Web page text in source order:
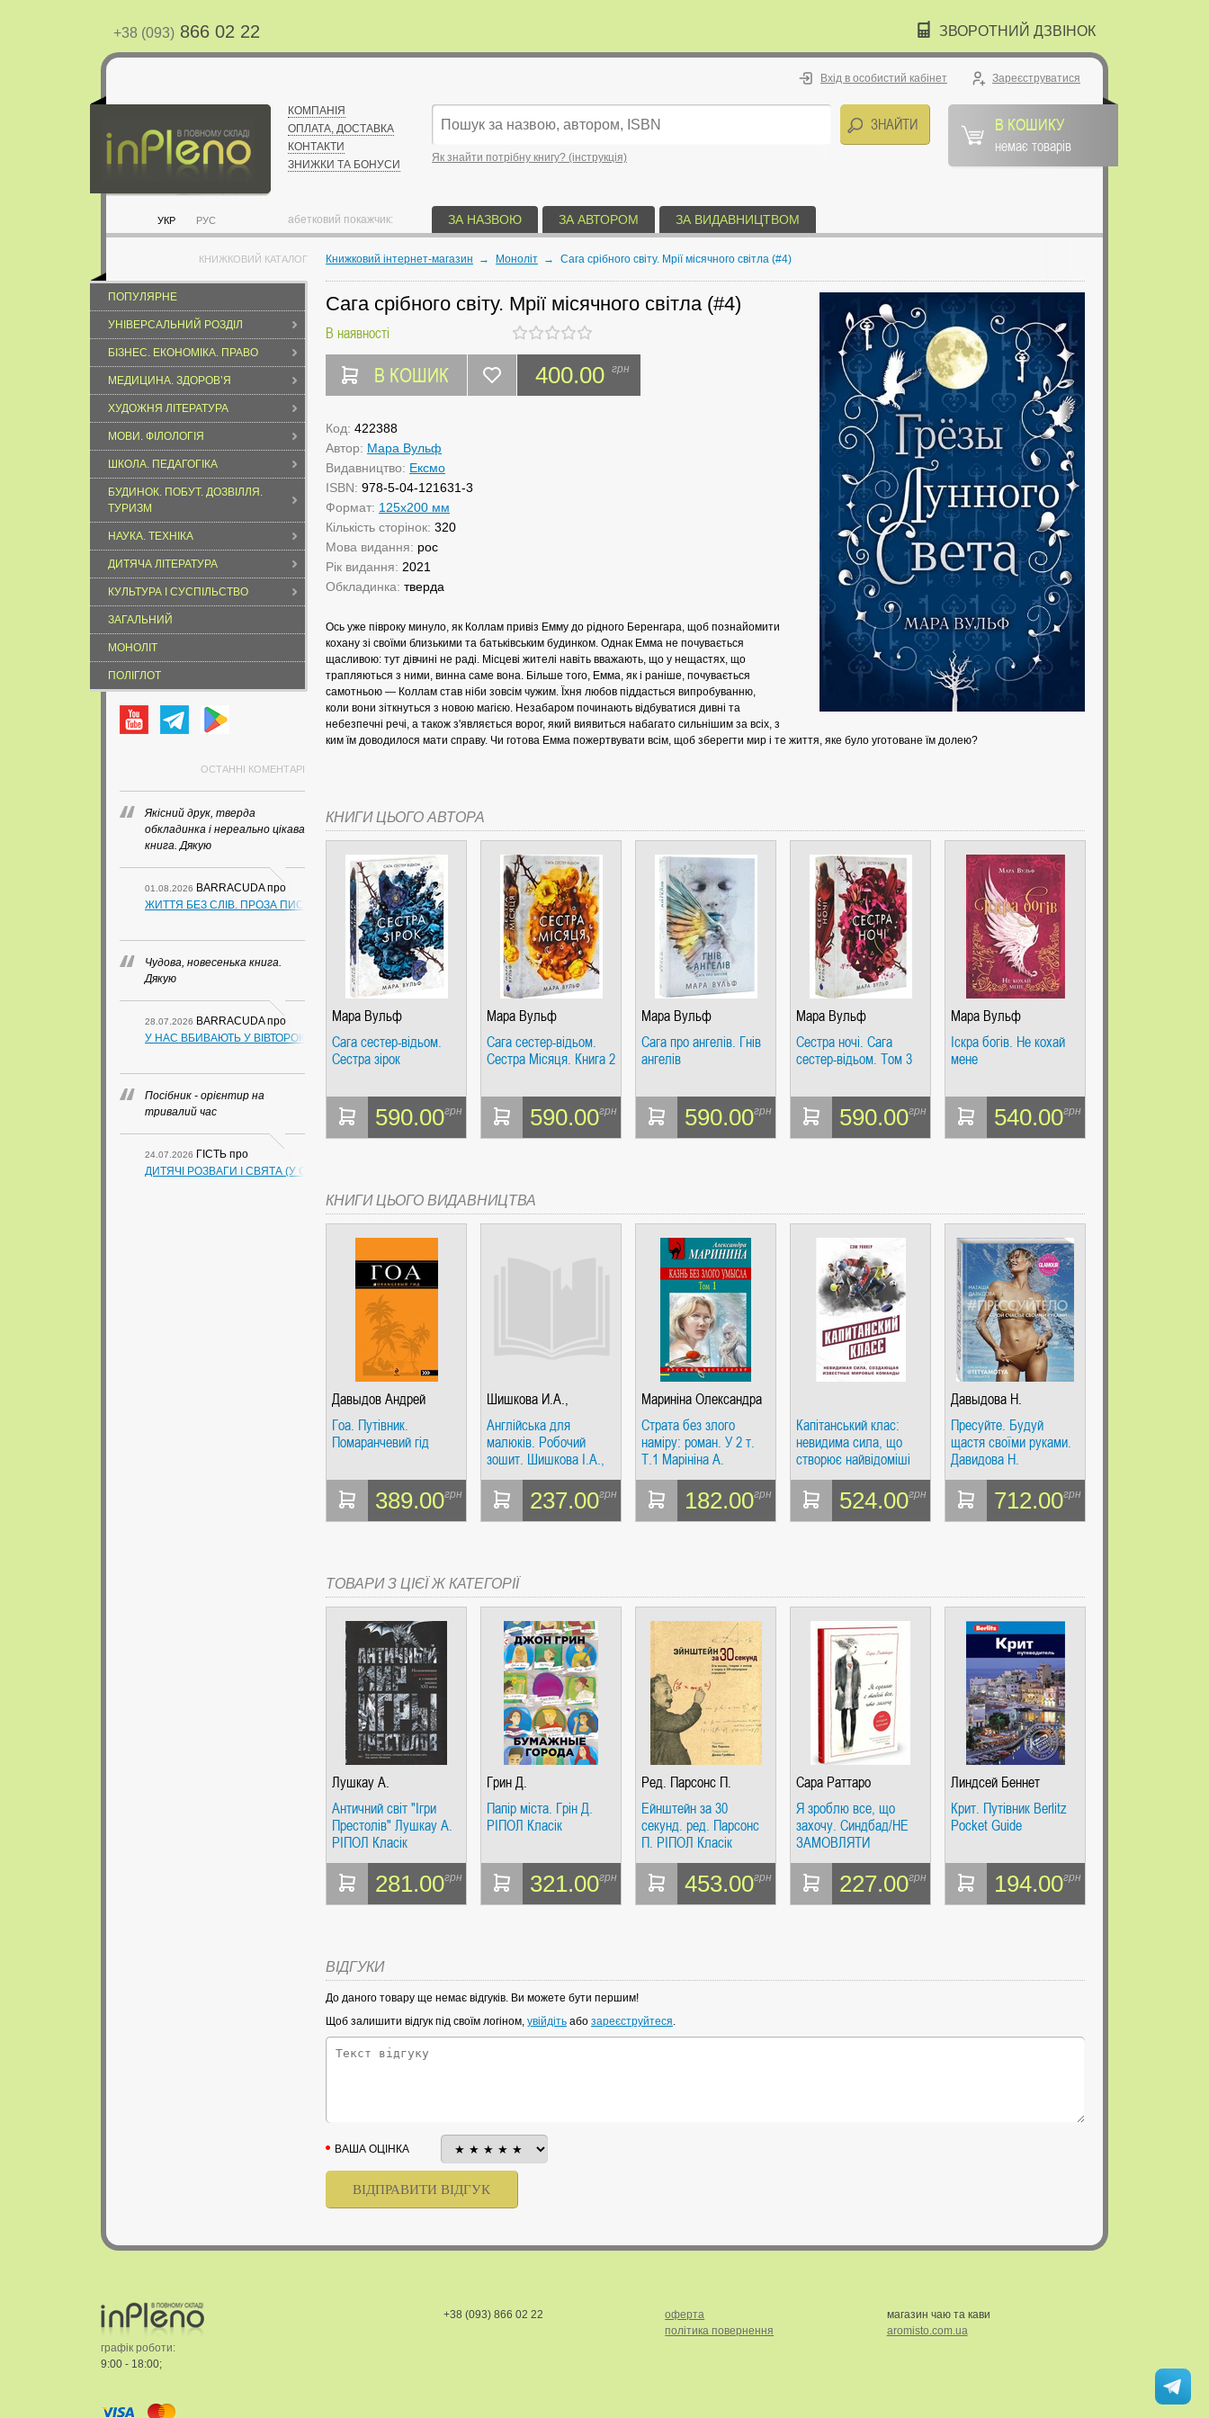
+38 (093) 866 02 22 ЗВОРОТНИЙ ДЗВІНОК
УКР РУС
КОМПАНІЯ
ОПЛАТА, ДОСТАВКА
КОНТАКТИ
ЗНИЖКИ ТА БОНУСИ
Вхід в особистий кабінет Зареєструватися
Як знайти потрібну книгу? (інструкція)
В КОШИКУ
немає товарів
абетковий покажчик: ЗА НАЗВОЮ ЗА АВТОРОМ ЗА ВИДАВНИЦТВОМ
КНИЖКОВИЙ КАТАЛОГ
ПОПУЛЯРНЕ
УНІВЕРСАЛЬНИЙ РОЗДІЛ
БІЗНЕС. ЕКОНОМІКА. ПРАВО
МЕДИЦИНА. ЗДОРОВ’Я
ХУДОЖНЯ ЛІТЕРАТУРА
МОВИ. ФІЛОЛОГІЯ
ШКОЛА. ПЕДАГОГІКА
БУДИНОК. ПОБУТ. ДОЗВІЛЛЯ.
ТУРИЗМ
НАУКА. ТЕХНІКА
ДИТЯЧА ЛІТЕРАТУРА
КУЛЬТУРА І СУСПІЛЬСТВО
ЗАГАЛЬНИЙ
МОНОЛІТ
ПОЛІГЛОТ
ОСТАННІ КОМЕНТАРІ
Якісний друк, тверда
обкладинка і нереально цікава
книга. Дякую
01.08.2026 BARRACUDAпро
ЖИТТЯ БЕЗ СЛІВ. ПРОЗА ПИСЬМЕННИКІВ ІЗ ГУАНСІ. ГІПЕРІОН
Чудова, новесенька книга.
Дякую
28.07.2026 BARRACUDAпро
У НАС ВБИВАЮТЬ У ВІВТОРОК. СЛАПОВСЬКИЙ О.І. ЧАС
Посібник - орієнтир на
тривалий час
24.07.2026 ГІСТЬ про
ДИТЯЧІ РОЗВАГИ І СВЯТА (У СХЕМАХ, ТАБЛИЦЯХ, ВИЗНАЧЕННЯХ, СЦЕНАРІЯХ). АНТОНІНА ШЕВЧУК. МАНДРІВЕЦЬ
Книжковий інтернет-магазин → Моноліт → Сага срібного світу. Мрії місячного світла (#4)
Сага срібного світу. Мрії місячного світла (#4)
В наявності
В КОШИК 400.00 грн
Код: 422388
Автор: Мара Вульф
Видавництво: Ексмо
ISBN: 978-5-04-121631-3
Формат: 125х200 мм
Кількість сторінок: 320
Мова видання: рос
Рік видання: 2021
Обкладинка: тверда
Ось уже півроку минуло, як Коллам привіз Емму до рідного Беренгара, щоб познайомити
кохану зі своїми близькими та батьківським будинком. Однак Емма не почувається
щасливою: тут дівчині не раді. Місцеві жителі навіть вважають, що у нещастях, що
трапляються з ними, винна саме вона. Більше того, Емма, як і раніше, почувається
самотньою — Коллам став ніби зовсім чужим. Їхня любов піддасться випробуванню,
коли вони зіткнуться з новою магією. Незабаром починають відбуватися дивні та
небезпечні речі, а також з'являється ворог, який виявиться набагато сильнішим за всіх, з
ким їм доводилося мати справу. Чи готова Емма пожертвувати всім, щоб зберегти мир і те життя, яке було уготоване їм долею?
КНИГИ ЦЬОГО АВТОРА
Мара Вульф
Сага сестер-відьом.
Сестра зірок
590.00грн
Мара Вульф
Сага сестер-відьом.
Сестра Місяця. Книга 2
590.00грн
Мара Вульф
Сага про ангелів. Гнів
ангелів
590.00грн
Мара Вульф
Сестра ночі. Сага
сестер-відьом. Том 3
590.00грн
Мара Вульф
Іскра богів. Не кохай
мене
540.00грн
КНИГИ ЦЬОГО ВИДАВНИЦТВА
Давыдов Андрей
Гоа. Путівник.
Помаранчевий гід
389.00грн
Шишкова И.А.,
Вербовская М.Е.
Англійська для
малюків. Робочий
зошит. Шишкова І.А.,
Вербовська М.Є.
237.00грн
Мариніна Олександра
Страта без злого
наміру: роман. У 2 т.
Т.1 Марініна А.
182.00грн
Капітанський клас:
невидима сила, що
створює найвідоміші
світові команди. Спорт.
Найкращий світовий
досвід.
524.00грн
Давыдова Н.
Пресуйте. Будуй
щастя своїми руками.
Давидова Н.
712.00грн
ТОВАРИ З ЦІЄЇ Ж КАТЕГОРІЇ
Лушкау А.
Античний світ "Ігри
Престолів" Лушкау А.
РІПОЛ Класік
281.00грн
Грин Д.
Папір міста. Грін Д.
РІПОЛ Класік
321.00грн
Ред. Парсонс П.
Ейнштейн за 30
секунд. ред. Парсонс
П. РІПОЛ Класік
453.00грн
Сара Раттаро
Я зроблю все, що
захочу. Синдбад/НЕ
ЗАМОВЛЯТИ
227.00грн
Линдсей Беннет
Крит. Путівник Berlitz
Pocket Guide
194.00грн
ВІДГУКИ
До даного товару ще немає відгуків. Ви можете бути першим!
Щоб залишити відгук під своїм логіном, увійдіть або зареєструйтеся.
ВАША ОЦІНКА
графік роботи:
9:00 - 18:00;
+38 (093) 866 02 22
оферта
політика повернення
магазин чаю та кави
aromisto.com.ua